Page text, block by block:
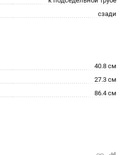
сзади
40.8 см
27.3 см
86.4 см